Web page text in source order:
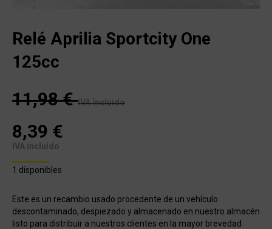
Relé Aprilia Sportcity One
125cc
11,98€ IVA incluido
8,39 €
IVA incluido
1 disponibles
Este es un recambio usado procedente de un vehículo
descontaminado, despiezado y almacenado en nuestro almacén
listo para distribuir a nuestros clientes en la mayor brevedad